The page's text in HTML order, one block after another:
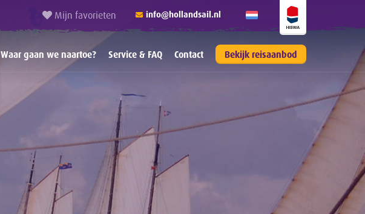
Mijn favorieten info@hollandsail.nl
Waar gaan we naartoe? Service & FAQ Contact Bekijk reisaanbod